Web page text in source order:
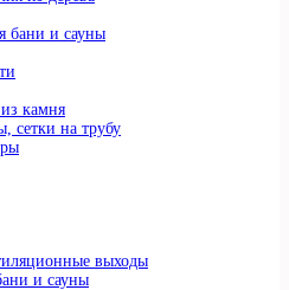
бани и сауны
камня
сетки на трубу
выходы
и сауны